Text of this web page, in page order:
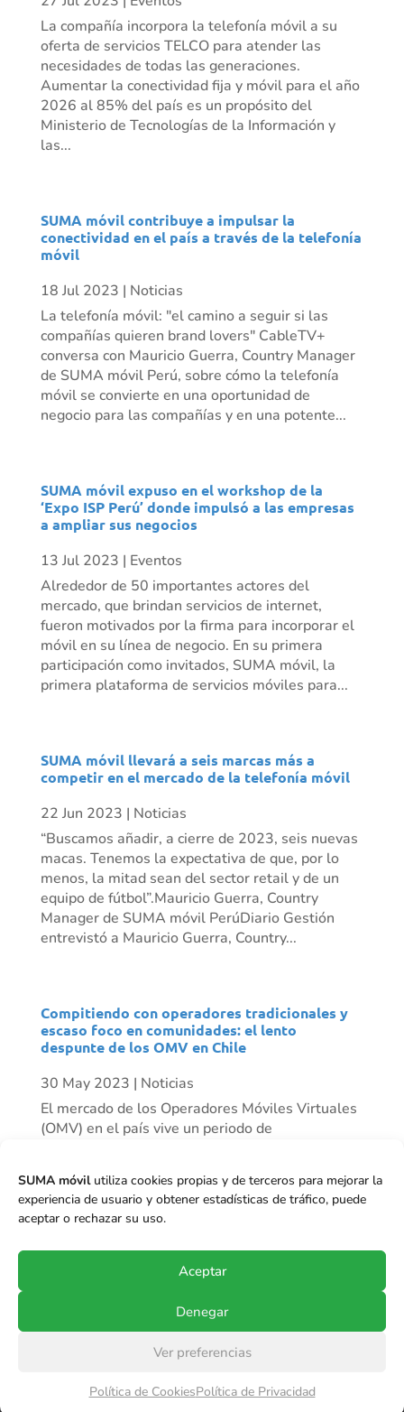
SUMA móvilutiliza cookies propias y de terceros para mejorar la
experiencia de usuario y obtener estadísticas de tráfico, puede
aceptar o rechazar su uso.
Aceptar
Denegar
Ver preferencias
Política de CookiesPolítica de Privacidad
La compañía incorpora la telefonía móvil a su
oferta de servicios TELCO para atender las
necesidades de todas las generaciones.
Aumentar la conectividad fija y móvil para el año
2026 al 85% del país es un propósito del
Ministerio de Tecnologías de la Información y
las...
SUMA móvil contribuye a impulsar la
conectividad en el país a través de la telefonía
móvil
18 Jul 2023 | Noticias
La telefonía móvil: "el camino a seguir si las
compañías quieren brand lovers" CableTV+
conversa con Mauricio Guerra, Country Manager
de SUMA móvil Perú, sobre cómo la telefonía
móvil se convierte en una oportunidad de
negocio para las compañías y en una potente...
SUMA móvil expuso en el workshop de la
‘Expo ISP Perú’ donde impulsó a las empresas
a ampliar sus negocios
13 Jul 2023 | Eventos
Alrededor de 50 importantes actores del
mercado, que brindan servicios de internet,
fueron motivados por la firma para incorporar el
móvil en su línea de negocio. En su primera
participación como invitados, SUMA móvil, la
primera plataforma de servicios móviles para...
SUMA móvil llevará a seis marcas más a
competir en el mercado de la telefonía móvil
22 Jun 2023 | Noticias
“Buscamos añadir, a cierre de 2023, seis nuevas
macas. Tenemos la expectativa de que, por lo
menos, la mitad sean del sector retail y de un
equipo de fútbol”.Mauricio Guerra, Country
Manager de SUMA móvil PerúDiario Gestión
entrevistó a Mauricio Guerra, Country...
Compitiendo con operadores tradicionales y
escaso foco en comunidades: el lento
despunte de los OMV en Chile
30 May 2023 | Noticias
El mercado de los Operadores Móviles Virtuales
(OMV) en el país vive un periodo de
Mundo Móvil que ha tenido un crecimiento
importante de clientes en el último tiempo, y se
proyecta...
Todos los derechos reservados.